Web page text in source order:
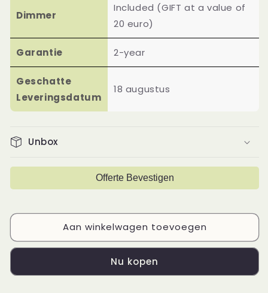
Dimmer
Included (GIFT at a value of
20 euro)
Garantie 2-year
Geschatte
Leveringsdatum
18 augustus
Unbox
Offerte Bevestigen
Aan winkelwagen toevoegen
Nu kopen